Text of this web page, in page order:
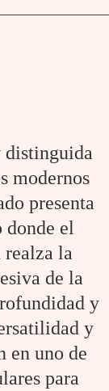
distinguida
modernos
presenta
donde el
realza la
de la
y
y
en uno de
para